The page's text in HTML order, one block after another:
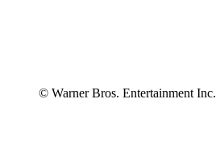
© Warner Bros. Entertainment Inc.